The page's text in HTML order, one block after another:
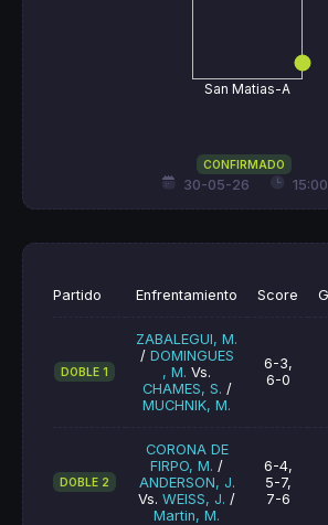
San Matias-A
CONFIRMADO
30-05-26 15:00
Partido Enfrentamiento Score
DOBLE 1
ZABALEGUI, M.
/ DOMINGUES
, M. Vs.
CHAMES, S. /
MUCHNIK, M.
6-3,
6-0
DOBLE 2
CORONA DE
FIRPO, M. /
ANDERSON, J.
Vs. WEISS, J. /
Martin, M.
6-4,
5-7,
7-6